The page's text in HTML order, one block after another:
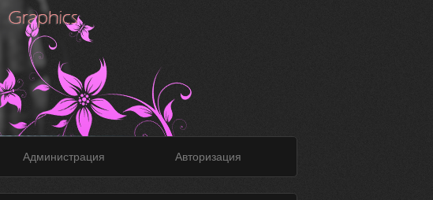
Администрация Авторизация